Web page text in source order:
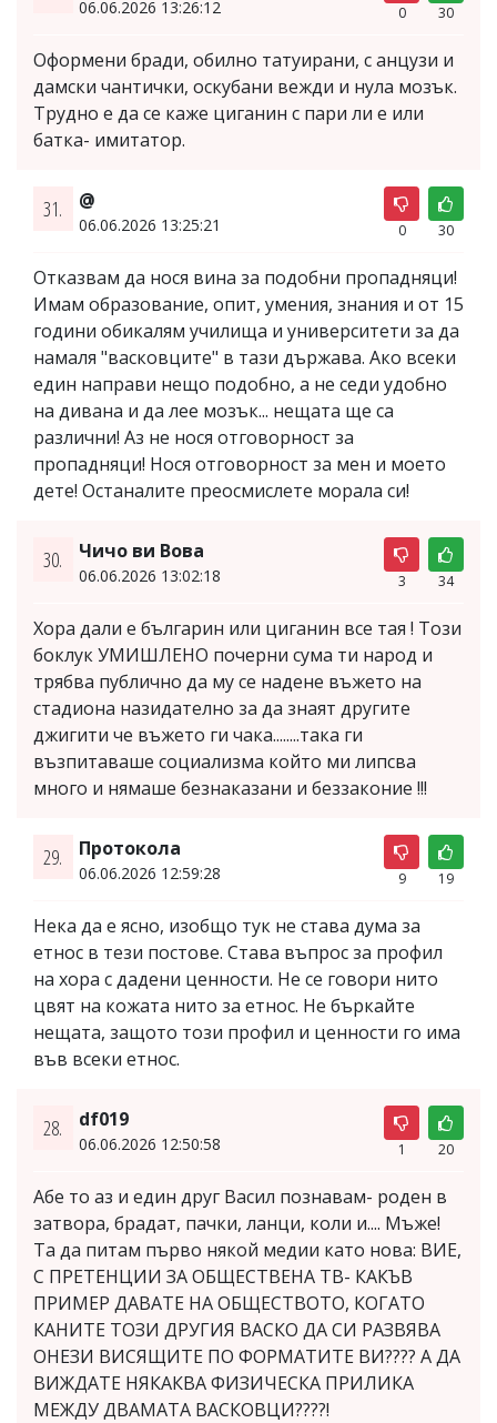
06.06.2026 13:26:12 0 30
Оформени бради, обилно татуирани, с анцузи и
дамски чантички, оскубани вежди и нула мозък.
Трудно е да се каже циганин с пари ли е или
батка- имитатор.
31. @
06.06.2026 13:25:21 0 30
Отказвам да нося вина за подобни пропадняци!
Имам образование, опит, умения, знания и от 15
години обикалям училища и университети за да
намаля "васковците" в тази държава. Ако всеки
един направи нещо подобно, а не седи удобно
на дивана и да лее мозък... нещата ще са
различни! Аз не нося отговорност за
пропадняци! Нося отговорност за мен и моето
дете! Останалите преосмислете морала си!
30. Чичо ви Вова
06.06.2026 13:02:18 3 34
Хора дали е българин или циганин все тая ! Този
боклук УМИШЛЕНО почерни сума ти народ и
трябва публично да му се надене въжето на
стадиона назидателно за да знаят другите
джигити че въжето ги чака........така ги
възпитаваше социализма който ми липсва
много и нямаше безнаказани и беззаконие !!!
29. Протокола
06.06.2026 12:59:28 9 19
Нека да е ясно, изобщо тук не става дума за
етнос в тези постове. Става въпрос за профил
на хора с дадени ценности. Не се говори нито
цвят на кожата нито за етнос. Не бъркайте
нещата, защото този профил и ценности го има
във всеки етнос.
28. df019
06.06.2026 12:50:58 1 20
Абе то аз и един друг Васил познавам- роден в
затвора, брадат, пачки, ланци, коли и.... Мъже!
Та да питам първо някой медии като нова: ВИЕ,
С ПРЕТЕНЦИИ ЗА ОБЩЕСТВЕНА ТВ- КАКЪВ
ПРИМЕР ДАВАТЕ НА ОБЩЕСТВОТО, КОГАТО
КАНИТЕ ТОЗИ ДРУГИЯ ВАСКО ДА СИ РАЗВЯВА
ОНЕЗИ ВИСЯЩИТЕ ПО ФОРМАТИТЕ ВИ???? А ДА
ВИЖДАТЕ НЯКАКВА ФИЗИЧЕСКА ПРИЛИКА
МЕЖДУ ДВАМАТА ВАСКОВЦИ????!